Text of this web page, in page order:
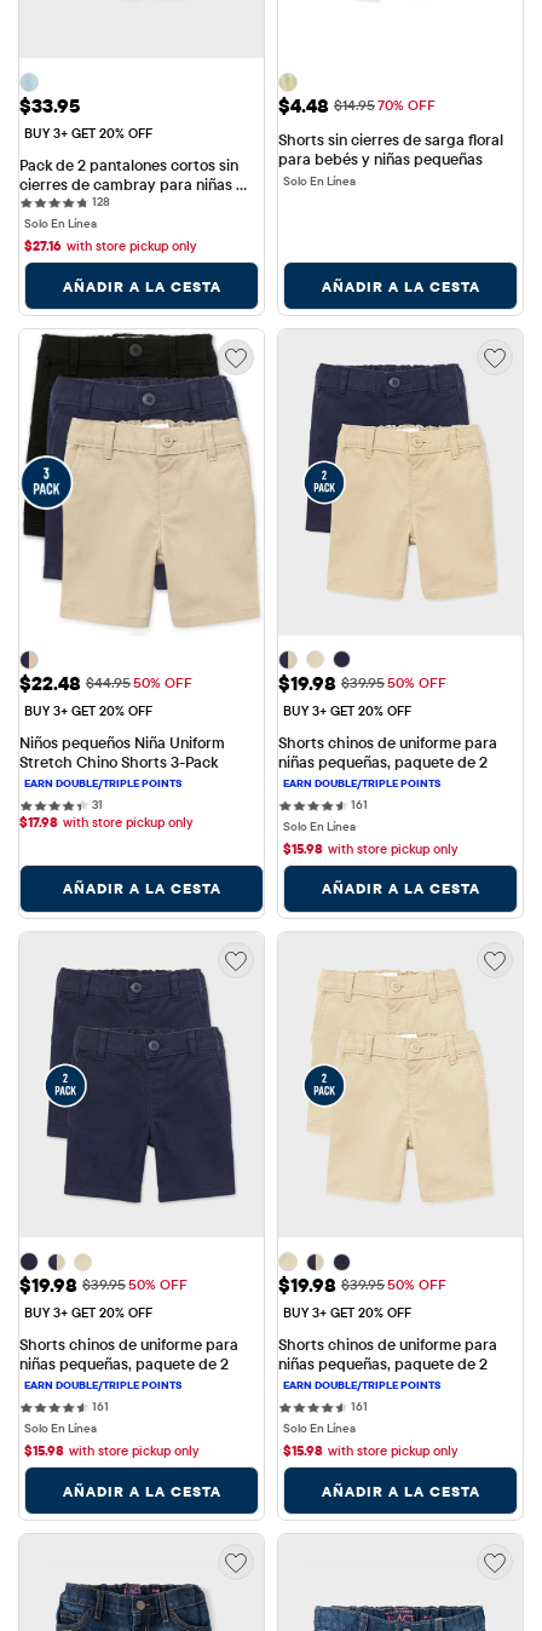
Precio: $33.95
$33.95
BUY 3+ GET 20% OFF
Pack de 2 pantalones cortos sin
cierres de cambray para niñas
pequeñas 128128 reviews
Solo En Línea
$27.16 with store pickup only
AÑADIR A LA CESTA
Precio de venta: $4.48
$4.48 Precio original: $14.95
$14.9570% OFF
Shorts sin cierres de sarga floral
para bebés y niñas pequeñas
Solo En Línea
AÑADIR A LA CESTA
Precio de venta: $22.48
$22.48 Precio original: $44.95
$44.9550% OFF
BUY 3+ GET 20% OFF
Niños pequeños Niña Uniform
Stretch Chino Shorts 3-Pack
31
$17.98 with store pickup only
AÑADIR A LA CESTA
Precio de venta: $19.98
$19.98 Precio original: $39.95
$39.9550% OFF
BUY 3+ GET 20% OFF
Shorts chinos de uniforme para
niñas pequeñas, paquete de 2
161
Solo En Línea
$15.98 with store pickup only
AÑADIR A LA CESTA
Precio de venta: $19.98
$19.98 Precio original: $39.95
$39.9550% OFF
BUY 3+ GET 20% OFF
Shorts chinos de uniforme para
niñas pequeñas, paquete de 2
161
Solo En Línea
$15.98 with store pickup only
AÑADIR A LA CESTA
Precio de venta: $19.98
$19.98 Precio original: $39.95
$39.9550% OFF
BUY 3+ GET 20% OFF
Shorts chinos de uniforme para
niñas pequeñas, paquete de 2
161
Solo En Línea
$15.98 with store pickup only
AÑADIR A LA CESTA